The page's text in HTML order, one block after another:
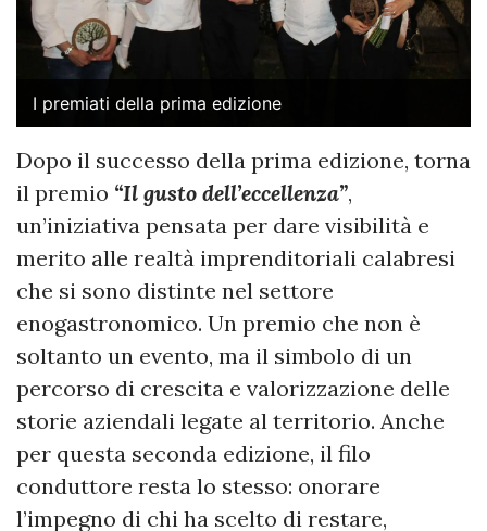
I premiati della prima edizione
Dopo il successo della prima edizione, torna
il premio “Il gusto dell’eccellenza”,
un’iniziativa pensata per dare visibilità e
merito alle realtà imprenditoriali calabresi
che si sono distinte nel settore
enogastronomico. Un premio che non è
soltanto un evento, ma il simbolo di un
percorso di crescita e valorizzazione delle
storie aziendali legate al territorio. Anche
per questa seconda edizione, il filo
conduttore resta lo stesso: onorare
l’impegno di chi ha scelto di restare,